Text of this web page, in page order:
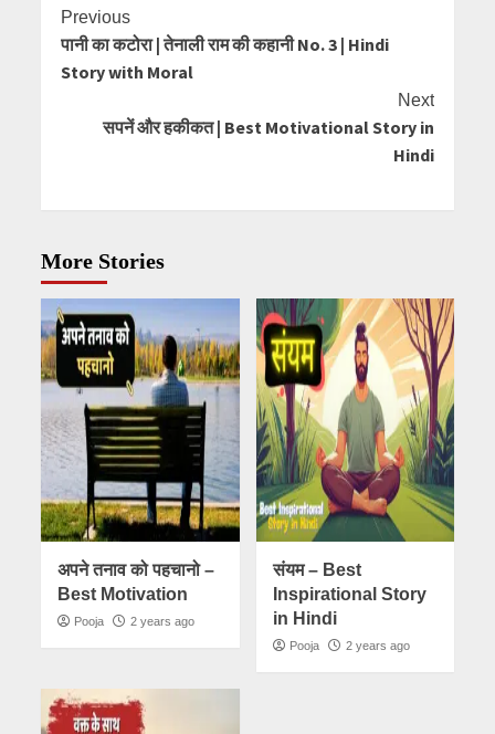
Continue
Reading
Previous
पानी का कटोरा | तेनाली राम की कहानी No. 3 | Hindi
Story with Moral
Next
सपनें और हकीकत | Best Motivational Story in
Hindi
More Stories
अपने तनाव को पहचानो –
Best Motivation
Pooja 2 years ago
संयम – Best
Inspirational Story
in Hindi
Pooja 2 years ago